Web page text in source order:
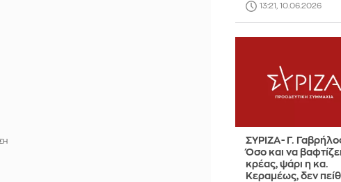
13:21, 10.06.2026
ΣΥΡΙΖΑ- Γ.
Όσο και να
κρέας, ψάρι η κα.
Κεραμέως, δεν